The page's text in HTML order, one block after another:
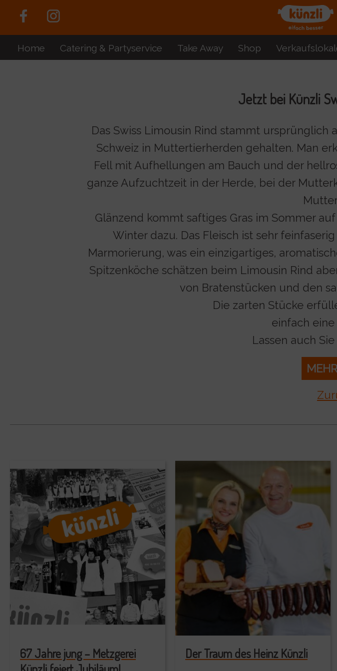
Home Catering & Partyservice Take Away Shop
Jetzt bei Künzli
Das Swiss Limousin Rind stammt
Schweiz in Muttertierherden gehalten. Man
Fell mit Aufhellungen am Bauch und der
ganze Aufzuchtzeit in der Herde, bei der
Glänzend kommt saftiges Gras im Sommer
Winter dazu. Das Fleisch ist sehr
Marmorierung, was ein einzigartiges,
Spitzenköche schätzen beim Limousin Rind
von Bratenstücken und den
Die zarten Stücke
einfach eine
Lassen auch
67 Jahre jung – Metzgerei
Der Traum des Heinz Künzli